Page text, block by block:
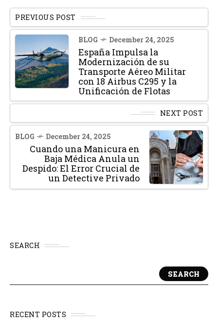
PREVIOUS POST
BLOG December 24, 2025
España Impulsa la
Modernización de su
Transporte Aéreo Militar
con 18 Airbus C295 y la
Unificación de Flotas
NEXT POST
BLOG December 24, 2025
Cuando una Manicura en
Baja Médica Anula un
Despido: El Error Crucial de
un Detective Privado
SEARCH
SEARCH
RECENT POSTS